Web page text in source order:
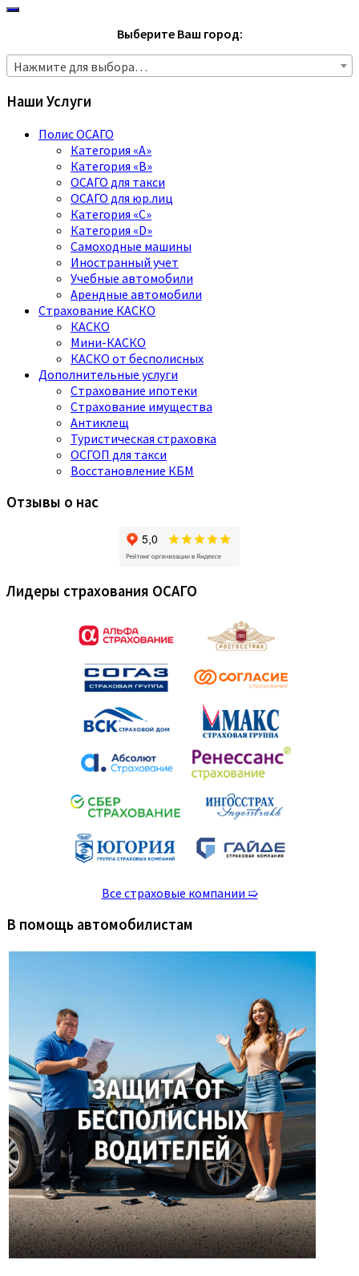
Выберите Ваш город:
Нажмите для выбора…
Наши Услуги
Полис ОСАГО
Категория «A»
Категория «B»
ОСАГО для такси
ОСАГО для юр.лиц
Категория «C»
Категория «D»
Самоходные машины
Иностранный учет
Учебные автомобили
Арендные автомобили
Страхование КАСКО
КАСКО
Мини-КАСКО
КАСКО от бесполисных
Дополнительные услуги
Страхование ипотеки
Страхование имущества
Антиклещ
Туристическая страховка
ОСГОП для такси
Восстановление КБМ
Отзывы о нас
Лидеры страхования ОСАГО
Все страховые компании ➯
В помощь автомобилистам